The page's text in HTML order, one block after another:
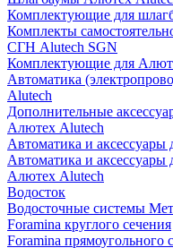
Комплектующие для
Комплекты
СГН Alutech SGN
Комплектующие для
Автоматика
Alutech
Дополнительные
Алютех Alutech
Автоматика и
Автоматика и
Алютех Alutech
Водосток
Водосточные системы
Foramina круглого сечения
Foramina прямоугольного